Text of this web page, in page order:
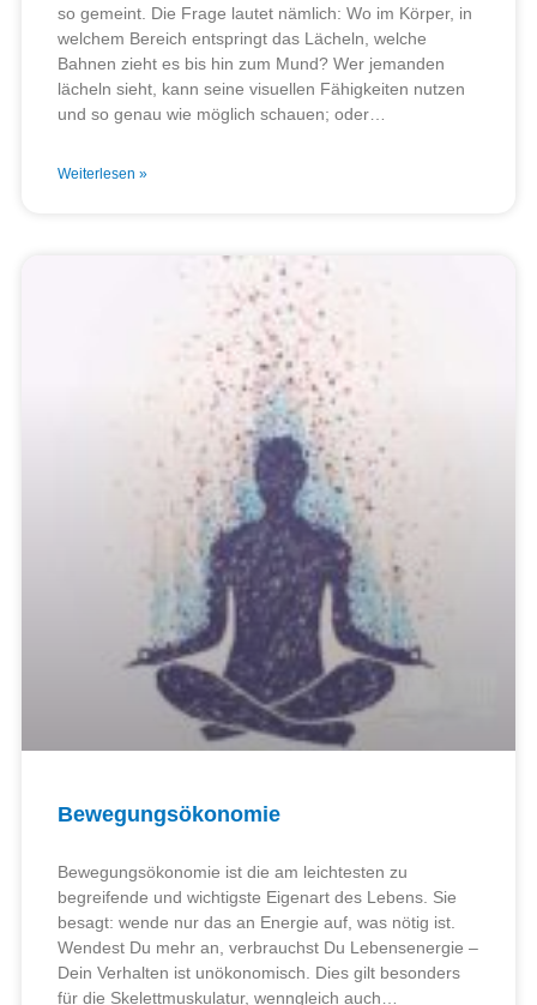
so gemeint. Die Frage lautet nämlich: Wo im Körper, in
welchem Bereich entspringt das Lächeln, welche
Bahnen zieht es bis hin zum Mund? Wer jemanden
lächeln sieht, kann seine visuellen Fähigkeiten nutzen
und so genau wie möglich schauen; oder…
Weiterlesen »
Bewegungsökonomie
Bewegungsökonomie ist die am leichtesten zu
begreifende und wichtigste Eigenart des Lebens. Sie
besagt: wende nur das an Energie auf, was nötig ist.
Wendest Du mehr an, verbrauchst Du Lebensenergie –
Dein Verhalten ist unökonomisch. Dies gilt besonders
für die Skelettmuskulatur, wenngleich auch…